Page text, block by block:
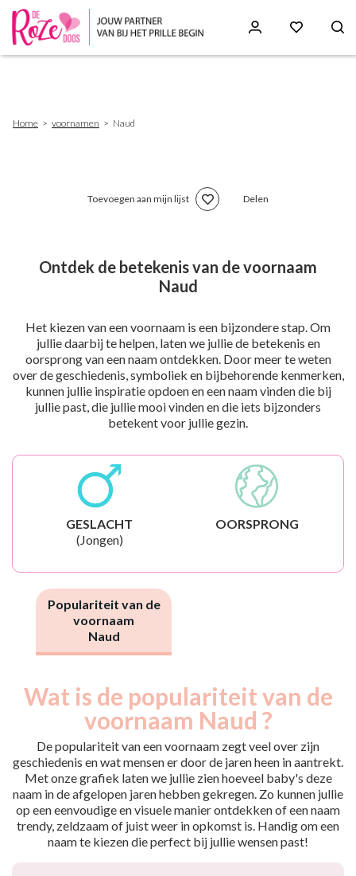
Home voornamen Naud
Toevoegen aan mijn lijst Delen
Ontdek de betekenis van de voornaam
Naud
Het kiezen van een voornaam is een bijzondere stap. Om
jullie daarbij te helpen, laten we jullie de betekenis en
oorsprong van een naam ontdekken. Door meer te weten
over de geschiedenis, symboliek en bijbehorende kenmerken,
kunnen jullie inspiratie opdoen en een naam vinden die bij
jullie past, die jullie mooi vinden en die iets bijzonders
betekent voor jullie gezin.
GESLACHT
(Jongen)
OORSPRONG
Populariteit van de
voornaam
Naud
Wat is de populariteit van de
voornaam Naud ?
De populariteit van een voornaam zegt veel over zijn
geschiedenis en wat mensen er door de jaren heen in aantrekt.
Met onze grafiek laten we jullie zien hoeveel baby's deze
naam in de afgelopen jaren hebben gekregen. Zo kunnen jullie
op een eenvoudige en visuele manier ontdekken of een naam
trendy, zeldzaam of juist weer in opkomst is. Handig om een
naam te kiezen die perfect bij jullie wensen past!
Année
Nouveaux-
nés
2010
7
2011
7
2013
9
2014
17
2015
17
2016
12
13